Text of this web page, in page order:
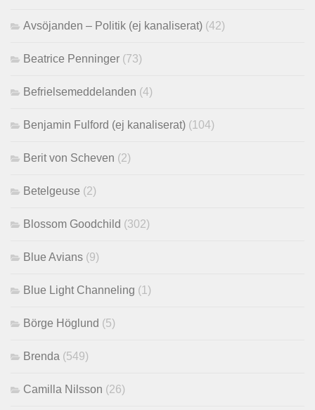
Avsöjanden – Politik (ej kanaliserat) (42)
Beatrice Penninger (73)
Befrielsemeddelanden (4)
Benjamin Fulford (ej kanaliserat) (104)
Berit von Scheven (2)
Betelgeuse (2)
Blossom Goodchild (302)
Blue Avians (9)
Blue Light Channeling (1)
Börge Höglund (5)
Brenda (549)
Camilla Nilsson (26)